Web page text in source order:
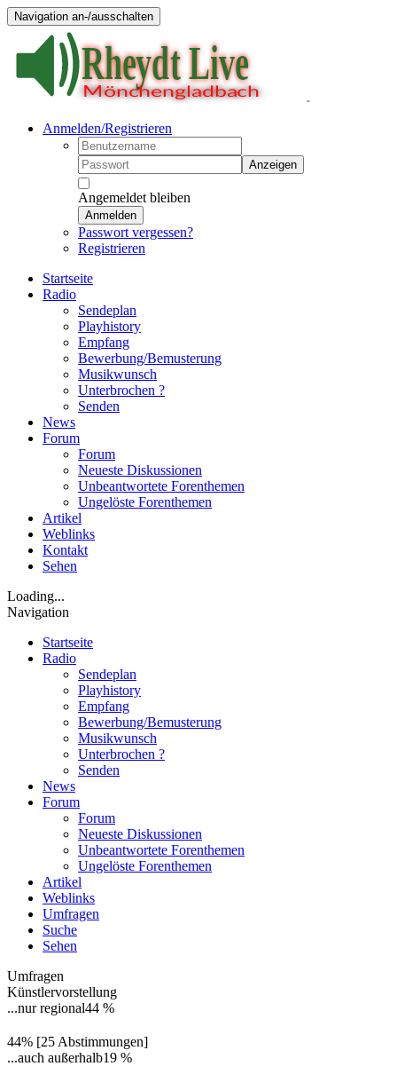
Navigation an-/ausschalten
Anmelden/Registrieren
Anzeigen
Angemeldet bleiben
Anmelden
Passwort vergessen?
Registrieren
Startseite
Radio
Sendeplan
Playhistory
Empfang
Bewerbung/Bemusterung
Musikwunsch
Unterbrochen ?
Senden
News
Forum
Forum
Neueste Diskussionen
Unbeantwortete Forenthemen
Ungelöste Forenthemen
Artikel
Weblinks
Kontakt
Sehen
Loading...
Navigation
Startseite
Radio
Sendeplan
Playhistory
Empfang
Bewerbung/Bemusterung
Musikwunsch
Unterbrochen ?
Senden
News
Forum
Forum
Neueste Diskussionen
Unbeantwortete Forenthemen
Ungelöste Forenthemen
Artikel
Weblinks
Umfragen
Suche
Sehen
Umfragen
Künstlervorstellung
...nur regional44 %
44% [25 Abstimmungen]
...auch außerhalb19 %